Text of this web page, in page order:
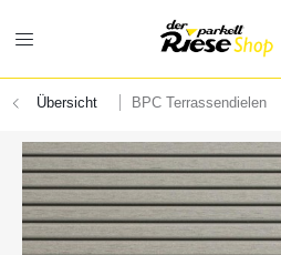
Übersicht BPC Terrassendielen